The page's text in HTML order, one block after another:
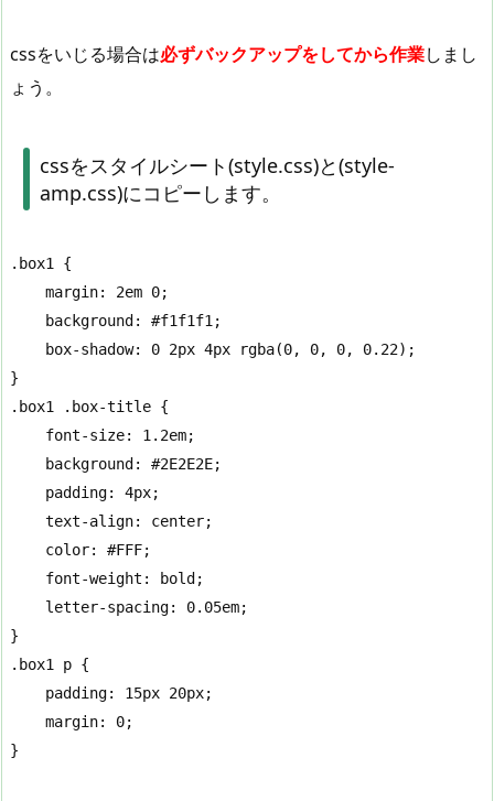
cssをいじる場合は必ずバックアップをしてから作業しまし
ょう。
cssをスタイルシート(style.css)と(style-
amp.css)にコピーします。
.box1 {
    margin: 2em 0;
    background: #f1f1f1;
    box-shadow: 0 2px 4px rgba(0, 0, 0, 0.22);
}
.box1 .box-title {
    font-size: 1.2em;
    background: #2E2E2E;
    padding: 4px;
    text-align: center;
    color: #FFF;
    font-weight: bold;
    letter-spacing: 0.05em;
}
.box1 p {
    padding: 15px 20px;
    margin: 0;
}